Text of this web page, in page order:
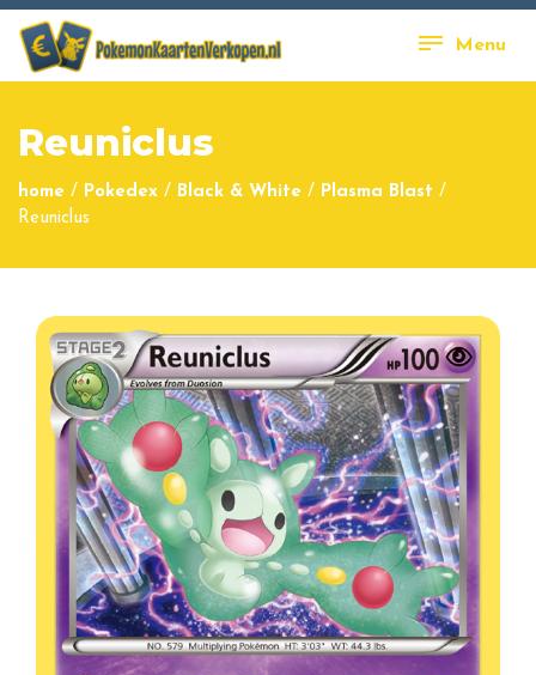
Menu
Reuniclus
home / Pokedex / Black & White / Plasma Blast /
Reuniclus